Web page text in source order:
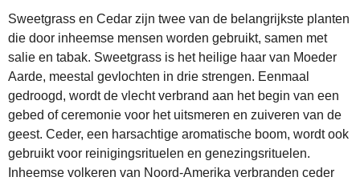
Sweetgrass en Cedar zijn twee van de belangrijkste planten
die door inheemse mensen worden gebruikt, samen met
salie en tabak. Sweetgrass is het heilige haar van Moeder
Aarde, meestal gevlochten in drie strengen. Eenmaal
gedroogd, wordt de vlecht verbrand aan het begin van een
gebed of ceremonie voor het uitsmeren en zuiveren van de
geest. Ceder, een harsachtige aromatische boom, wordt ook
gebruikt voor reinigingsrituelen en genezingsrituelen.
Inheemse volkeren van Noord-Amerika verbranden ceder